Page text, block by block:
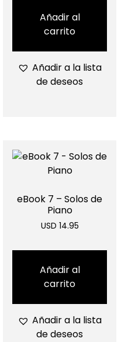
Añadir al
carrito
Añadir a la lista
de deseos
eBook 7 – Solos de
Piano
USD 14.95
Añadir al
carrito
Añadir a la lista
de deseos